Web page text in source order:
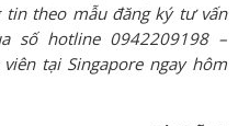
theo mẫu đăng ký tư vấn
số hotline 0942209198 –
tại Singapore ngay hôm